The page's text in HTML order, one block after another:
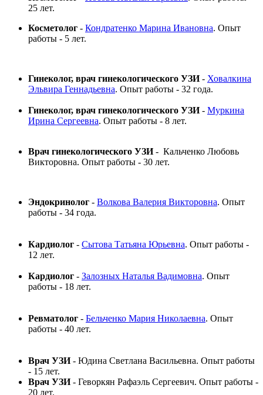
25 лет.
Косметолог - Кондратенко Марина Ивановна. Опыт
работы - 5 лет.
Гинеколог, врач гинекологического УЗИ- Ховалкина
Эльвира Геннадьевна. Опыт работы - 32 года.
Гинеколог, врач гинекологического УЗИ- Муркина
Ирина Сергеевна. Опыт работы - 8 лет.
Врач гинекологического УЗИ- Кальченко Любовь
Викторовна. Опыт работы - 30 лет.
Эндокринолог - Волкова Валерия Викторовна. Опыт
работы - 34 года.
Кардиолог - Сытова Татьяна Юрьевна. Опыт работы -
12 лет.
Кардиолог - Залозных Наталья Вадимовна. Опыт
работы - 18 лет.
Ревматолог - Бельченко Мария Николаевна. Опыт
работы - 40 лет.
Врач УЗИ- Юдина Светлана Васильевна. Опыт работы
- 15 лет.
Врач УЗИ- Геворкян Рафаэль Сергеевич. Опыт работы -
20 лет.